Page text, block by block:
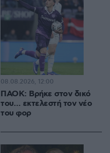
ΠΑΟΚ: Βρήκε στον δικό
του… εκτελεστή τον νέο
του φορ
08.08.2026, 12:00